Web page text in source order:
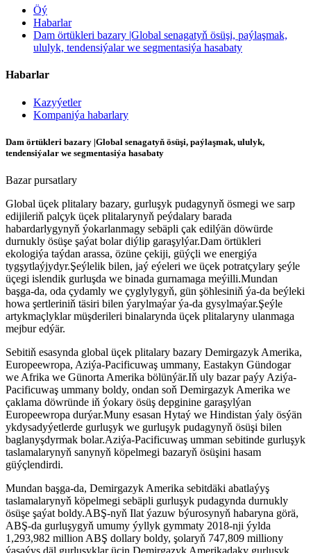
Öý
Habarlar
Dam örtükleri bazary |Global senagatyň ösüşi, paýlaşmak,
ululyk, tendensiýalar we segmentasiýa hasabaty
Habarlar
Kazyýetler
Kompaniýa habarlary
Dam örtükleri bazary |Global senagatyň ösüşi, paýlaşmak, ululyk,
tendensiýalar we segmentasiýa hasabaty
Bazar pursatlary
Global üçek plitalary bazary, gurluşyk pudagynyň ösmegi we sarp
edijileriň palçyk üçek plitalarynyň peýdalary barada
habardarlygynyň ýokarlanmagy sebäpli çak edilýän döwürde
durnukly ösüşe şaýat bolar diýlip garaşylýar.Dam örtükleri
ekologiýa taýdan arassa, özüne çekiji, güýçli we energiýa
tygşytlaýjydyr.Şeýlelik bilen, jaý eýeleri we üçek potratçylary şeýle
üçegi islendik gurluşda we binada gurnamaga meýilli.Mundan
başga-da, oda çydamly we çyglylygyň, gün şöhlesiniň ýa-da beýleki
howa şertleriniň täsiri bilen ýarylmaýar ýa-da gysylmaýar.Şeýle
artykmaçlyklar müşderileri binalarynda üçek plitalaryny ulanmaga
mejbur edýär.
Sebitiň esasynda global üçek plitalary bazary Demirgazyk Amerika,
Europeewropa, Aziýa-Pacificuwaş ummany, Eastakyn Gündogar
we Afrika we Günorta Amerika bölünýär.Iň uly bazar paýy Aziýa-
Pacificuwaş ummany boldy, ondan soň Demirgazyk Amerika we
çaklama döwründe iň ýokary ösüş depginine garaşylýan
Europeewropa durýar.Muny esasan Hytaý we Hindistan ýaly ösýän
ykdysadyýetlerde gurluşyk we gurluşyk pudagynyň ösüşi bilen
baglanyşdyrmak bolar.Aziýa-Pacificuwaş umman sebitinde gurluşyk
taslamalarynyň sanynyň köpelmegi bazaryň ösüşini hasam
güýçlendirdi.
Mundan başga-da, Demirgazyk Amerika sebitdäki abatlaýyş
taslamalarynyň köpelmegi sebäpli gurluşyk pudagynda durnukly
ösüşe şaýat boldy.ABŞ-nyň Ilat ýazuw býurosynyň habaryna görä,
ABŞ-da gurluşygyň umumy ýyllyk gymmaty 2018-nji ýylda
1,293,982 million ABŞ dollary boldy, şolaryň 747,809 milliony
ýaşaýyş däl gurluşyklar üçin.Demirgazyk Amerikadaky gurluşyk